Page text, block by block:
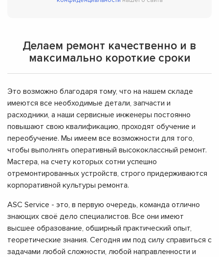
Делаем ремонт качественно и в
максимально короткие сроки
Это возможно благодаря тому, что на нашем складе
имеются все необходимые детали, запчасти и
расходники, а наши сервисные инженеры постоянно
повышают свою квалификацию, проходят обучение и
переобучение. Мы имеем все возможности для того,
чтобы выполнять оперативный высококлассный ремонт.
Мастера, на счету которых сотни успешно
отремонтированных устройств, строго придерживаются
корпоративной культуры ремонта.
ASC Service - это, в первую очередь, команда отлично
знающих своё дело специалистов. Все они имеют
высшее образование, обширный практический опыт,
теоретические знания. Сегодня им под силу справиться с
задачами любой сложности, любой направленности и